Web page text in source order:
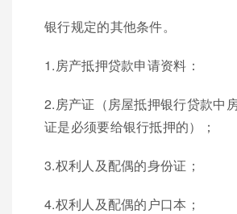
银行规定的其他条件。
1.房产抵押贷款申请资料：
2.房产证（房屋抵押银行贷款中
证是必须要给银行抵押的）；
3.权利人及配偶的身份证；
4.权利人及配偶的户口本；